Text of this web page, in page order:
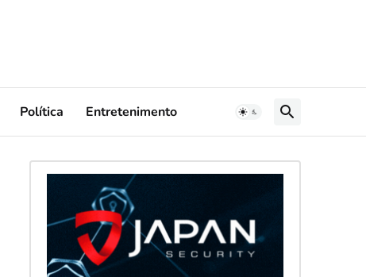
Política Entretenimento